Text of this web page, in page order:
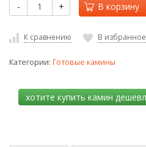
- + В корзину
К сравнению В избранное
Категории: Готовые камины